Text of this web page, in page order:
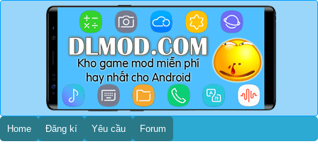
Home Đăng kí Yêu cầu Forum